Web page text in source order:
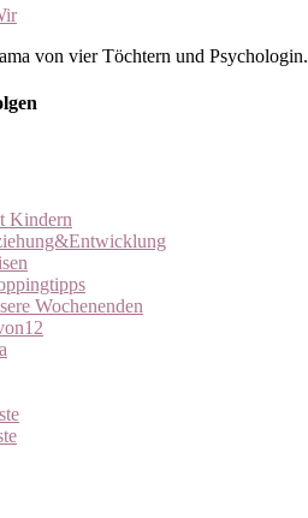
von vier Töchtern und
Kindern
Wochenenden